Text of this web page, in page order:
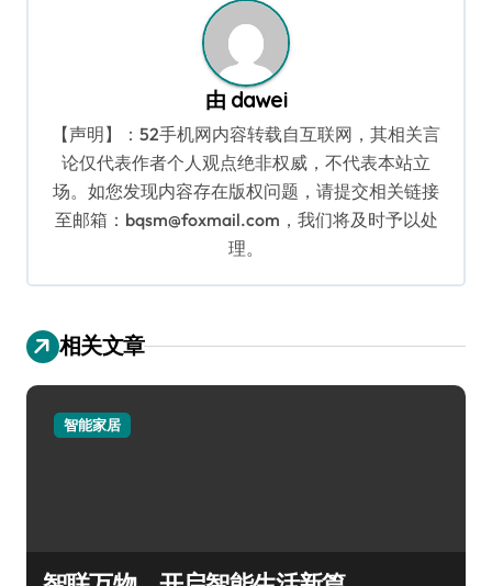
由 dawei
【声明】：52手机网内容转载自互联网，其相关言
论仅代表作者个人观点绝非权威，不代表本站立
场。如您发现内容存在版权问题，请提交相关链接
至邮箱：bqsm@foxmail.com，我们将及时予以处
理。
相关文章
智能家居